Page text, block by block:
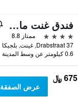
فندق غنت ماريوت
4 نجوم
ممتاز 8.8
Drabstraat 37, غينت, بلجيكا
0.6 كيلومتر عن وسط المدينة
675 ﷼
عرض الصفقة